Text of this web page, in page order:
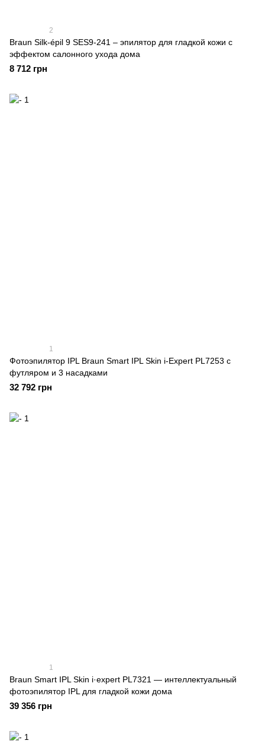
2
Braun Silk-épil 9 SES9-241 – эпилятор для гладкой кожи с
эффектом салонного ухода дома
8 712 грн
1
Фотоэпилятор IPL Braun Smart IPL Skin i-Expert PL7253 с
футляром и 3 насадками
32 792 грн
1
Braun Smart IPL Skin i·expert PL7321 — интеллектуальный
фотоэпилятор IPL для гладкой кожи дома
39 356 грн